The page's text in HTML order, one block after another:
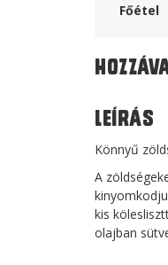
Főétel
Leírás
Könnyű
A
kis
olajban